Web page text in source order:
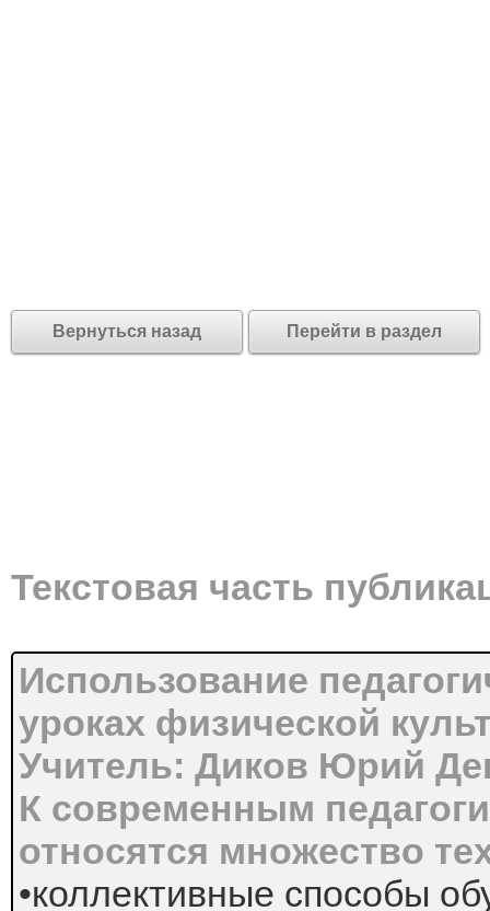
Вернуться назад Перейти в раздел
Текстовая часть
Использование
уроках физической
Учитель: Диков Юрий
К современным
относятся множество
•коллективные способы